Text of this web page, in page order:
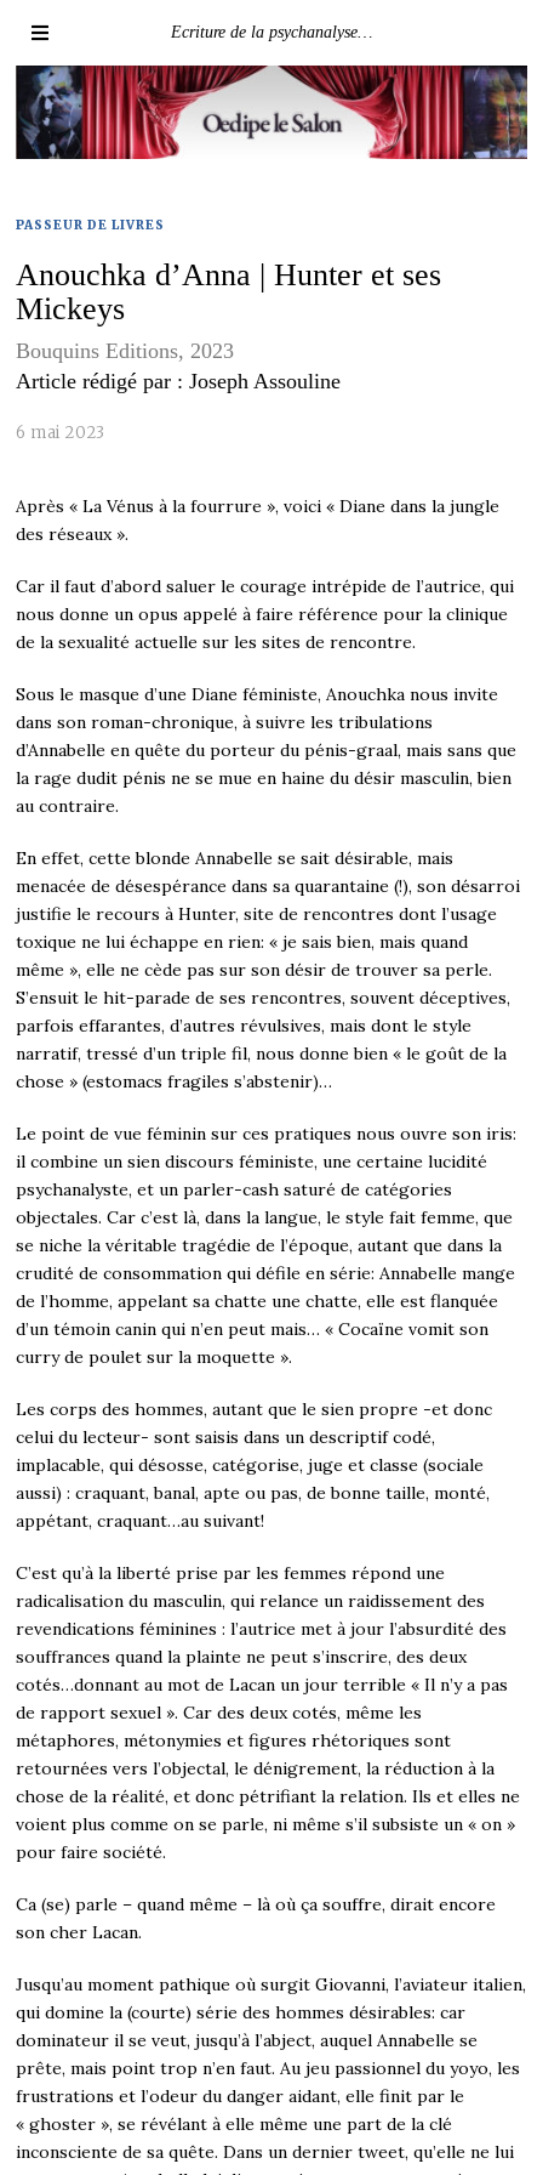
Ecriture de la psychanalyse…
PASSEUR DE LIVRES
Anouchka d’Anna | Hunter et ses
Mickeys
Bouquins Editions, 2023
Article rédigé par : Joseph Assouline
6 mai 2023
Après « La Vénus à la fourrure », voici « Diane dans la jungle
des réseaux ».
Car il faut d’abord saluer le courage intrépide de l’autrice, qui
nous donne un opus appelé à faire référence pour la clinique
de la sexualité actuelle sur les sites de rencontre.
Sous le masque d’une Diane féministe, Anouchka nous invite
dans son roman-chronique, à suivre les tribulations
d’Annabelle en quête du porteur du pénis-graal, mais sans que
la rage dudit pénis ne se mue en haine du désir masculin, bien
au contraire.
En effet, cette blonde Annabelle se sait désirable, mais
menacée de désespérance dans sa quarantaine (!), son désarroi
justifie le recours à Hunter, site de rencontres dont l’usage
toxique ne lui échappe en rien: « je sais bien, mais quand
même », elle ne cède pas sur son désir de trouver sa perle.
S’ensuit le hit-parade de ses rencontres, souvent déceptives,
parfois effarantes, d’autres révulsives, mais dont le style
narratif, tressé d’un triple fil, nous donne bien « le goût de la
chose » (estomacs fragiles s’abstenir)…
Le point de vue féminin sur ces pratiques nous ouvre son iris:
il combine un sien discours féministe, une certaine lucidité
psychanalyste, et un parler-cash saturé de catégories
objectales. Car c’est là, dans la langue, le style fait femme, que
se niche la véritable tragédie de l’époque, autant que dans la
crudité de consommation qui défile en série: Annabelle mange
de l’homme, appelant sa chatte une chatte, elle est flanquée
d’un témoin canin qui n’en peut mais… « Cocaïne vomit son
curry de poulet sur la moquette ».
Les corps des hommes, autant que le sien propre -et donc
celui du lecteur- sont saisis dans un descriptif codé,
implacable, qui désosse, catégorise, juge et classe (sociale
aussi) : craquant, banal, apte ou pas, de bonne taille, monté,
appétant, craquant…au suivant!
C’est qu’à la liberté prise par les femmes répond une
radicalisation du masculin, qui relance un raidissement des
revendications féminines : l’autrice met à jour l’absurdité des
souffrances quand la plainte ne peut s’inscrire, des deux
cotés…donnant au mot de Lacan un jour terrible « Il n’y a pas
de rapport sexuel ». Car des deux cotés, même les
métaphores, métonymies et figures rhétoriques sont
retournées vers l’objectal, le dénigrement, la réduction à la
chose de la réalité, et donc pétrifiant la relation. Ils et elles ne
voient plus comme on se parle, ni même s’il subsiste un « on »
pour faire société.
Ca (se) parle – quand même – là où ça souffre, dirait encore
son cher Lacan.
Jusqu’au moment pathique où surgit Giovanni, l’aviateur italien,
qui domine la (courte) série des hommes désirables: car
dominateur il se veut, jusqu’à l’abject, auquel Annabelle se
prête, mais point trop n’en faut. Au jeu passionnel du yoyo, les
frustrations et l’odeur du danger aidant, elle finit par le
« ghoster », se révélant à elle même une part de la clé
inconsciente de sa quête. Dans un dernier tweet, qu’elle ne lui